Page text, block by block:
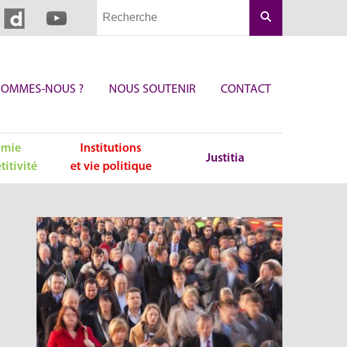
NOUS ? NOUS SOUTENIR CONTACT
Institutions
et vie politique
Justitia